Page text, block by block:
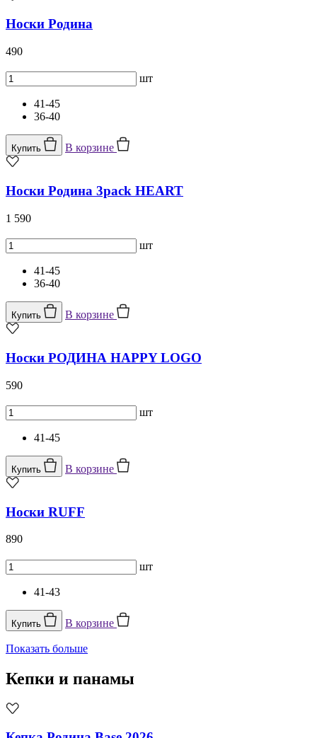
Носки Родина
490
шт
41-45
36-40
Купить В корзине
Носки Родина 3pack HEART
1 590
шт
41-45
36-40
Купить В корзине
Носки РОДИНА HAPPY LOGO
590
шт
41-45
Купить В корзине
Носки RUFF
890
шт
41-43
Купить В корзине
Показать больше
Кепки и панамы